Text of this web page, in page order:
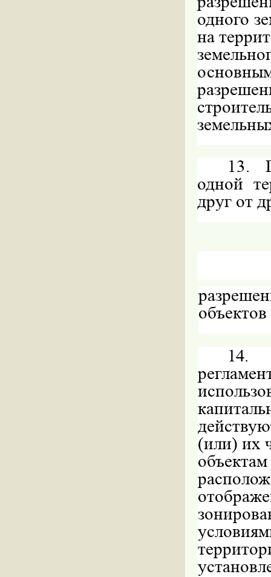
одного
на
13.
одной
друг от
объектов
14.
(или) их